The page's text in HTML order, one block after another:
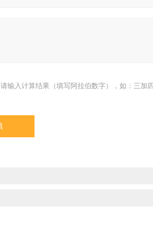
请输入计算结果（填写阿拉伯数字），如：三加